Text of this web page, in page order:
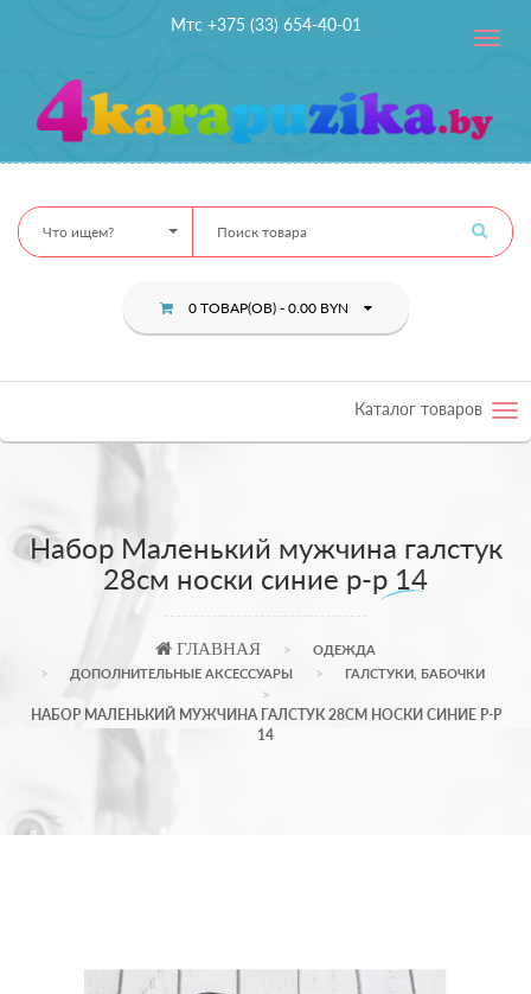
Мтс +375 (33) 654-40-01
Toggle
Что ищем?
0 ТОВАР(ОВ) - 0.00 BYN
Каталог товаров
Набор Маленький мужчина галстук
28см носки синие р-р 14
ГЛАВНАЯ
ОДЕЖДА
ДОПОЛНИТЕЛЬНЫЕ АКСЕССУАРЫ
ГАЛСТУКИ, БАБОЧКИ
НАБОР МАЛЕНЬКИЙ МУЖЧИНА ГАЛСТУК 28СМ НОСКИ СИНИЕ Р-Р
14